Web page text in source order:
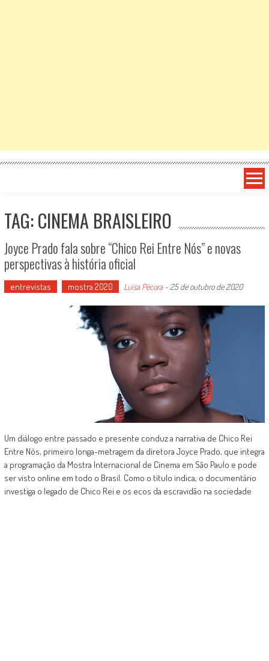
TAG: CINEMA BRAISLEIRO
Joyce Prado fala sobre “Chico Rei Entre Nós” e novas
perspectivas à história oficial
entrevistas mostra 2020 Luísa Pécora- 25 de outubro de 2020
Um diálogo entre passado e presente conduz a narrativa de Chico Rei
Entre Nós, primeiro longa-metragem da diretora Joyce Prado, que integra
a programação da Mostra Internacional de Cinema em São Paulo e pode
ser visto online em todo o Brasil. Como o título indica, o documentário
investiga o legado de Chico Rei e os ecos da escravidão na sociedade